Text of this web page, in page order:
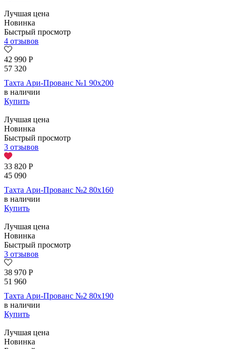
Лучшая цена
Новинка
Быстрый просмотр
4 отзывов
42 990 Р
57 320
Тахта Ари-Прованс №1 90х200
в наличии
Купить
Лучшая цена
Новинка
Быстрый просмотр
3 отзывов
33 820 Р
45 090
Тахта Ари-Прованс №2 80х160
в наличии
Купить
Лучшая цена
Новинка
Быстрый просмотр
3 отзывов
38 970 Р
51 960
Тахта Ари-Прованс №2 80х190
в наличии
Купить
Лучшая цена
Новинка